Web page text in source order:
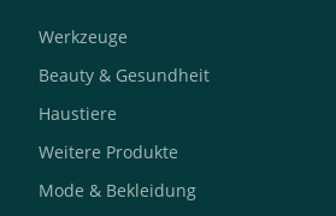
Werkzeuge
Beauty & Gesundheit
Haustiere
Weitere Produkte
Mode & Bekleidung